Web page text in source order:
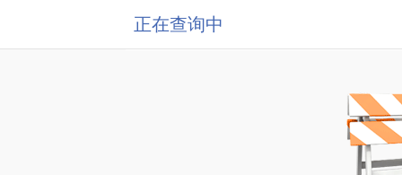
正在查询中